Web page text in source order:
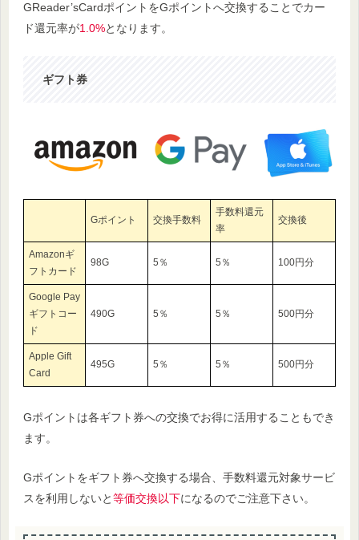
GReader’sCardポイントをGポイントへ交換することでカー
ド還元率が1.0%となります。
ギフト券
Gポイント 交換手数料
手数料還元
率
交換後
Amazonギ
フトカード
98G 5％ 5％ 100円分
Google Pay
ギフトコー
ド
490G 5％ 5％ 500円分
Apple Gift
Card
495G 5％ 5％ 500円分
Gポイントは各ギフト券への交換でお得に活用することもでき
ます。
Gポイントをギフト券へ交換する場合、手数料還元対象サービ
スを利用しないと等価交換以下になるのでご注意下さい。